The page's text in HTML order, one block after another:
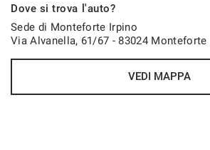
Dove si trova l'auto?
Sede di Monteforte Irpino
Via Alvanella, 61/67 - 83024 Monteforte
VEDI MAPPA